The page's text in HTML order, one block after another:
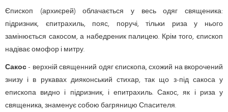
Єпископ (архиєрей)облачається у весь одяг священика:
підризник, єпитрахиль, пояс, поручі, тільки риза у нього
замінюється сакосом, а набедреник палицею. Крім того, єпископ
надіває омофор і митру.
Сакос- верхній священний одяг єпископа, схожий на вкорочений
знизу і в рукавах дияконський стихар, так що з-під сакоса у
епископа видно і підризник, і епитрахиль. Сакос, як і риза у
священика, знаменує собою багряницю Спасителя.